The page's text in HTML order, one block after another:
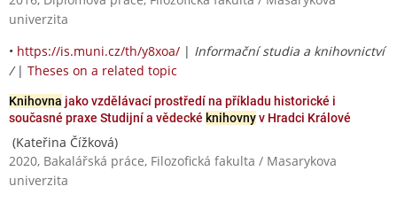
univerzita
• https://is.muni.cz/th/y8xoa/ | Informační studia a knihovnictví
/ | Theses on a related topic
Knihovna jako vzdělávací prostředí na příkladu historické i
současné praxe Studijní a vědecké knihovnyv Hradci Králové
(Kateřina Čížková)
2020, Bakalářská práce, Filozofická fakulta / Masarykova
univerzita